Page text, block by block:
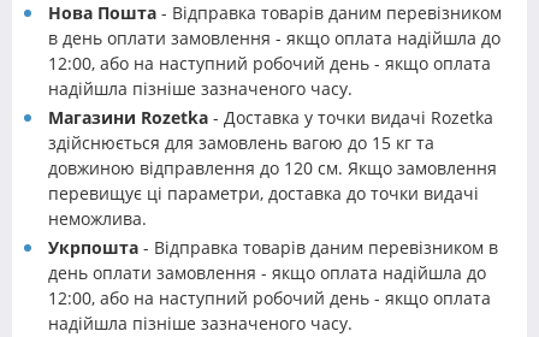
Нова Пошта - Відправка товарів даним перевізником
в день оплати замовлення - якщо оплата надійшла до
12:00, або на наступний робочий день - якщо оплата
надійшла пізніше зазначеного часу.
Магазини Rozetka - Доставка у точки видачі Rozetka
здійснюється для замовлень вагою до 15 кг та
довжиною відправлення до 120 см. Якщо замовлення
перевищує ці параметри, доставка до точки видачі
неможлива.
Укрпошта - Відправка товарів даним перевізником в
день оплати замовлення - якщо оплата надійшла до
12:00, або на наступний робочий день - якщо оплата
надійшла пізніше зазначеного часу.